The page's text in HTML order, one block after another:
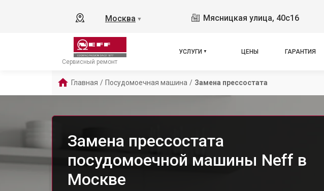
Москва ▼ Мясницкая улица, 40с16
Сервисный ремонт
УСЛУГИ ЦЕНЫ ГАРАНТИЯ
Главная / Посудомоечная машина / Замена прессостата
Замена прессостата
посудомоечной машины Neff в
Москве